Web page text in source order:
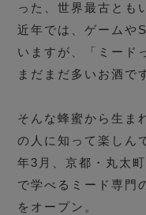
った、世界最古とも
近年では、ゲームや
いますが、「ミード
まだまだ多いお酒で
そんな蜂蜜から生ま
の人に知って楽しん
年3月、京都・丸太
で学べるミード専門
をオープン。